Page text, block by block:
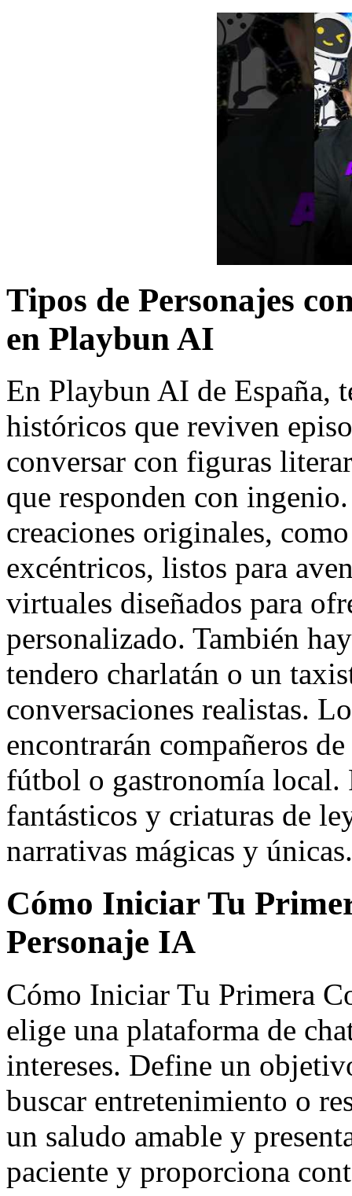
Tipos de Personajes
en Playbun AI
En Playbun AI de España,
históricos que reviven
conversar con figuras
que responden con
creaciones originales,
excéntricos, listos para
virtuales diseñados para
personalizado. También
tendero charlatán o un
conversaciones realistas.
encontrarán compañeros
fútbol o gastronomía local.
fantásticos y criaturas de
narrativas mágicas y únicas.
Cómo Iniciar Tu
Personaje IA
Cómo Iniciar Tu Primera
elige una plataforma de
intereses. Define un
buscar entretenimiento o
un saludo amable y
paciente y proporciona